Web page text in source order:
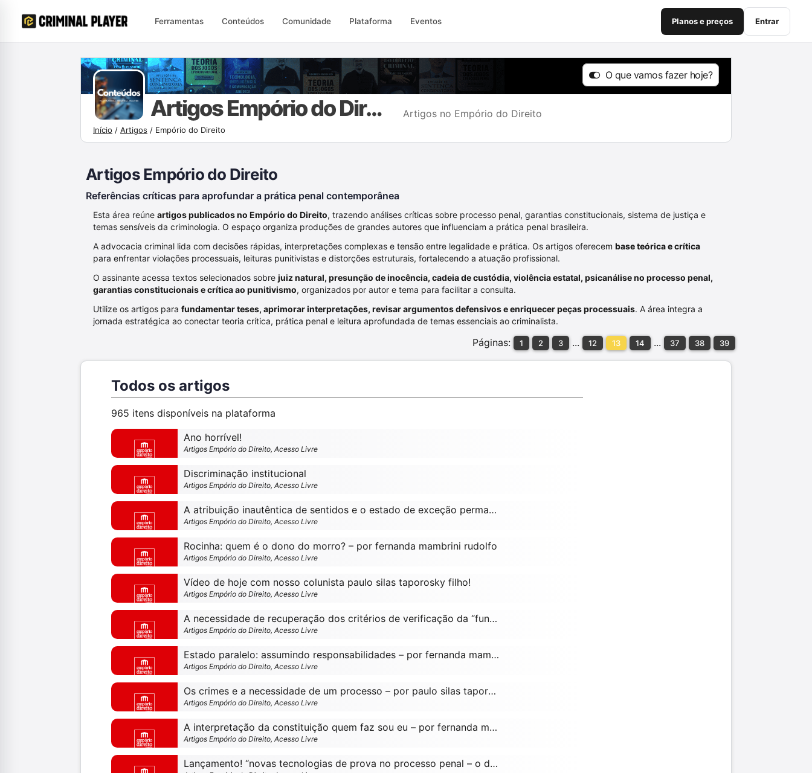
Ferramentas Conteúdos Comunidade Plataforma Eventos Planos e preços Entrar
O que vamos fazer hoje?
Artigos Empório do Direito Artigos no Empório do Direito
Início / Artigos / Empório do Direito
Artigos Empório do Direito
Referências críticas para aprofundar a prática penal contemporânea
Esta área reúne artigos publicados no Empório do Direito, trazendo análises críticas sobre processo penal, garantias constitucionais, sistema de justiça e
temas sensíveis da criminologia. O espaço organiza produções de grandes autores que influenciam a prática penal brasileira.
A advocacia criminal lida com decisões rápidas, interpretações complexas e tensão entre legalidade e prática. Os artigos oferecem base teórica e crítica
para enfrentar violações processuais, leituras punitivistas e distorções estruturais, fortalecendo a atuação profissional.
O assinante acessa textos selecionados sobre juiz natural, presunção de inocência, cadeia de custódia, violência estatal, psicanálise no processo penal,
garantias constitucionais e crítica ao punitivismo, organizados por autor e tema para facilitar a consulta.
Utilize os artigos para fundamentar teses, aprimorar interpretações, revisar argumentos defensivos e enriquecer peças processuais. A área integra a
jornada estratégica ao conectar teoria crítica, prática penal e leitura aprofundada de temas essenciais ao criminalista.
Páginas: 1 2 3 ... 12 13 14 ... 37 38 39
Todos os artigos
965 itens disponíveis na plataforma
Ano horrível!
Artigos Empório do Direito, Acesso Livre
Discriminação institucional
Artigos Empório do Direito, Acesso Livre
A atribuição inautêntica de sentidos e o estado de exceção permanente na ordem jurídica – por rosivaldo toscano jr.
Artigos Empório do Direito, Acesso Livre
Rocinha: quem é o dono do morro? – por fernanda mambrini rudolfo
Artigos Empório do Direito, Acesso Livre
Vídeo de hoje com nosso colunista paulo silas taporosky filho!
Artigos Empório do Direito, Acesso Livre
A necessidade de recuperação dos critérios de verificação da “funcionalidade” na cooperação penal internacional
Artigos Empório do Direito, Acesso Livre
Estado paralelo: assumindo responsabilidades – por fernanda mambrini rudolfo
Artigos Empório do Direito, Acesso Livre
Os crimes e a necessidade de um processo – por paulo silas taporosky filho
Artigos Empório do Direito, Acesso Livre
A interpretação da constituição quem faz sou eu – por fernanda mambrini rudolfo e lucas nicholas santos de souza
Artigos Empório do Direito, Acesso Livre
Lançamento! “novas tecnologias de prova no processo penal – o dna na delação premiada”, de yuri felix e alexandre morais da rosa